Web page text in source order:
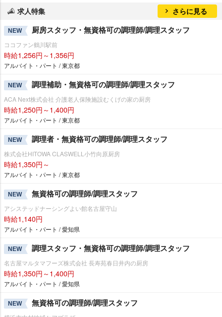
求人特集 さらに見る
NEW 厨房スタッフ・無資格可の調理師/調理スタッフ
ココファン鶴川駅前
時給1,256円～1,356円
アルバイト・パート / 東京都
NEW 調理補助・無資格可の調理師/調理スタッフ
ACA Next株式会社 介護老人保険施設むくげの家の厨房
時給1,250円～1,400円
アルバイト・パート / 東京都
NEW 調理者・無資格可の調理師/調理スタッフ
株式会社HITOWA CLASWELL小竹向原厨房
時給1,350円～
アルバイト・パート / 東京都
NEW 無資格可の調理師/調理スタッフ
アシステッドナーシングよい館名古屋守山
時給1,140円
アルバイト・パート / 愛知県
NEW 調理スタッフ・無資格可の調理師/調理スタッフ
名古屋マルタマフーズ株式会社 長寿苑春日井内の厨房
時給1,350円～1,400円
アルバイト・パート / 愛知県
NEW 無資格可の調理師/調理スタッフ